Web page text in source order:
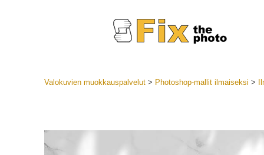
Valokuvien muokkauspalvelut> Photoshop-mallit ilmaiseksi >